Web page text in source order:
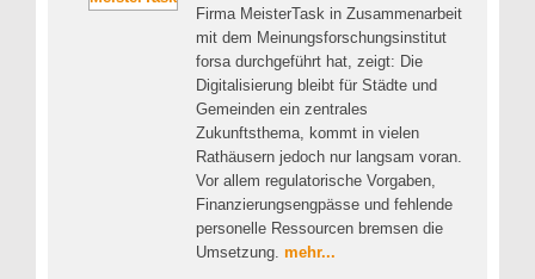
Firma MeisterTask in Zusammenarbeit
mit dem Meinungsforschungsinstitut
forsa durchgeführt hat, zeigt: Die
Digitalisierung bleibt für Städte und
Gemeinden ein zentrales
Zukunftsthema, kommt in vielen
Rathäusern jedoch nur langsam voran.
Vor allem regulatorische Vorgaben,
Finanzierungsengpässe und fehlende
personelle Ressourcen bremsen die
Umsetzung. mehr...